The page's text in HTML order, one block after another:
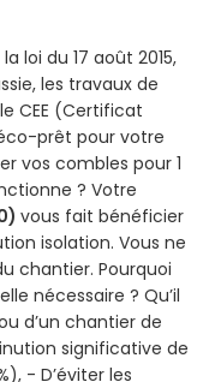
loi du 17 août 2015,
les travaux de
CEE (Certificat
prêt pour votre
vos combles pour 1
? Votre
vous fait bénéficier
isolation. Vous ne
chantier. Pourquoi
nécessaire ? Qu’il
d’un chantier de
significative de
- D’éviter les